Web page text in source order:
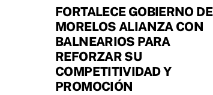
FORTALECE GOBIERNO DE
MORELOS ALIANZA CON
BALNEARIOS PARA
REFORZAR SU
COMPETITIVIDAD Y
PROMOCIÓN